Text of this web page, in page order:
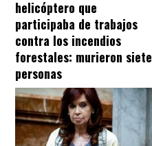
helicóptero que
participaba de trabajos
contra los incendios
forestales: murieron siete
personas